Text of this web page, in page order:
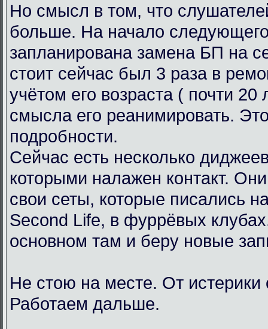
Но смысл в том, что
больше. На начало
запланирована замена БП на
стоит сейчас был 3 раза в
учётом его возраста ( почти 20
смысла его реанимировать.
подробности.
Сейчас есть несколько
которыми налажен контакт.
свои сеты, которые писались
Second Life, в фуррёвых
основном там и беру новые
Не стою на месте. От истерики
Работаем дальше.